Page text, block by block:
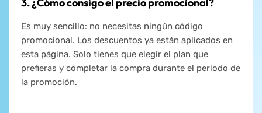
Es muy sencillo: no necesitas ningún código
promocional. Los descuentos ya están aplicados en
esta página. Solo tienes que elegir el plan que
prefieras y completar la compra durante el periodo de
la promoción.